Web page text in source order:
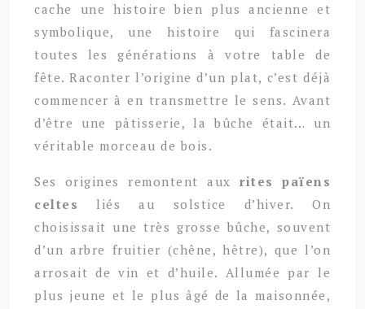
cache une histoire bien plus ancienne et
symbolique, une histoire qui fascinera
toutes les générations à votre table de
fête. Raconter l’origine d’un plat, c’est déjà
commencer à en transmettre le sens. Avant
d’être une pâtisserie, la bûche était… un
véritable morceau de bois.
Ses origines remontent auxrites païens
celtes liés au solstice d’hiver. On
choisissait une très grosse bûche, souvent
d’un arbre fruitier (chêne, hêtre), que l’on
arrosait de vin et d’huile. Allumée par le
plus jeune et le plus âgé de la maisonnée,